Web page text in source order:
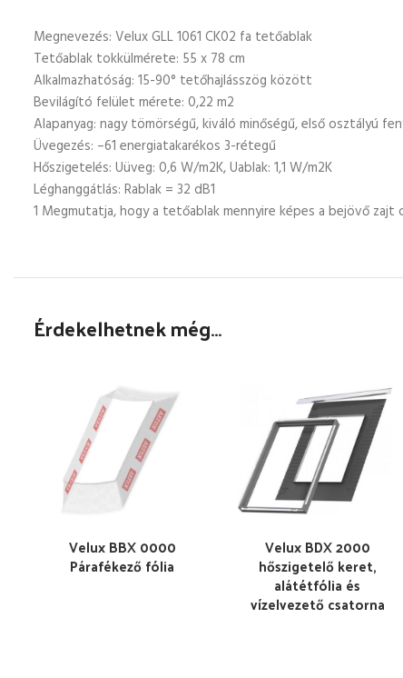
Megnevezés: Velux GLL 1061 CK02 fa tetőablak
Tetőablak tokkülmérete: 55 x 78 cm
Alkalmazhatóság: 15-90° tetőhajlásszög között
Bevilágító felület mérete: 0,22 m2
Alapanyag: nagy tömörségű, kiváló minőségű, első osztályú
Üvegezés: –61 energiatakarékos 3-rétegű
Hőszigetelés: Uüveg: 0,6 W/m2K, Uablak: 1,1 W/m2K
Léghanggátlás: Rablak = 32 dB1
1 Megmutatja, hogy a tetőablak mennyire képes a bejövő
Érdekelhetnek még…
Velux BBX 0000
Párafékező fólia
Velux BDX 2000
hőszigetelő keret,
alátétfólia és
vízelvezető csatorna